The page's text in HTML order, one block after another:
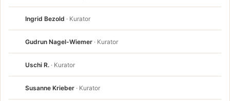
Ingrid Bezold · Kurator
Gudrun Nagel-Wiemer · Kurator
Uschi R. · Kurator
Susanne Krieber · Kurator